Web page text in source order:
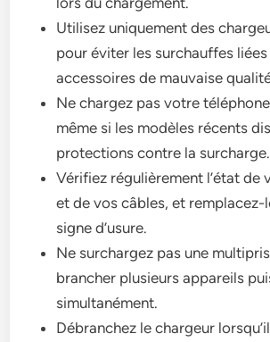
Utilisez uniquement des
pour éviter les surchauffes liées
accessoires de mauvaise
Ne chargez pas votre
même si les modèles récents
protections contre la surcharge.
Vérifiez régulièrement l’état de
et de vos câbles, et remplacez-
signe d’usure.
Ne surchargez pas une
brancher plusieurs appareils
simultanément.
Débranchez le chargeur